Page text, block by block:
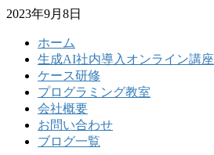
2023年9月8日
ホーム
生成AI社内導入オンライン講座
ケース研修
プログラミング教室
会社概要
お問い合わせ
ブログ一覧